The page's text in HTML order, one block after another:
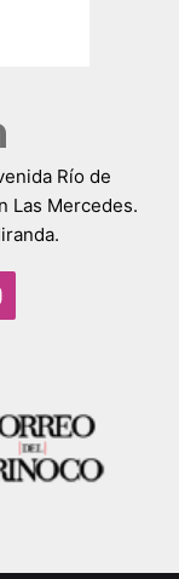
Río de
Las Mercedes.
Instagram